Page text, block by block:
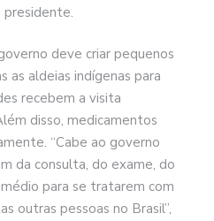
presidente.
deve criar pequenos
as aldeias indígenas para
recebem a visita
disso, medicamentos
“Cabe ao governo
da consulta, do exame, do
para se tratarem com
outras pessoas no Brasil”,